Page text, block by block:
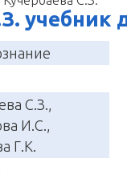
учебник
C.З.,
И.С.,
Г.К.